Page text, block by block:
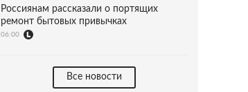
Россиянам рассказали о портящих
ремонт бытовых привычках
06:00
Все новости